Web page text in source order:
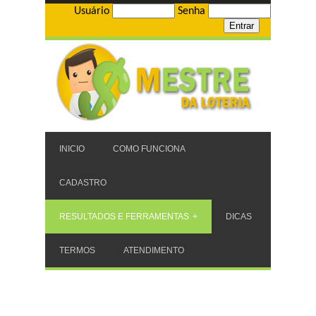
Usuário Senha
INICIO COMO FUNCIONA
CADASTRO
RESULTADOS E FERRAMENTAS DICAS
TERMOS ATENDIMENTO